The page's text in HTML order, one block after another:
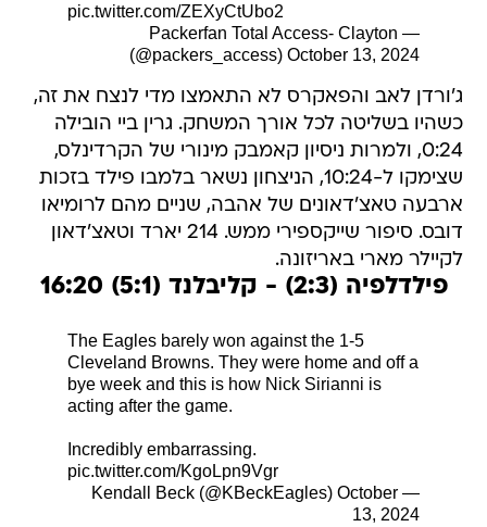
pic.twitter.com/ZEXyCtUbo2
— Packerfan Total Access- Clayton
(@packers_access) October 13, 2024
ג'ורדן לאב והפאקרס לא התאמצו מדי לנצח את זה,
כשהיו בשליטה לכל אורך המשחק. גרין ביי הובילה
0:24, ולמרות ניסיון קאמבק מינורי של הקרדינלס,
שצימקו ל-10:24, הניצחון נשאר בלמבו פילד בזכות
ארבעה טאצ'דאונים של אהבה, שניים מהם לרומיאו
דובס. סיפור שייקספירי ממש. 214 יארד וטאצ'דאון
לקיילר מארי באריזונה.
פילדלפיה (2:3) - קליבלנד (5:1) 16:20
The Eagles barely won against the 1-5
Cleveland Browns. They were home and off a
bye week and this is how Nick Sirianni is
acting after the game.
Incredibly embarrassing.
pic.twitter.com/KgoLpn9Vgr
— Kendall Beck (@KBeckEagles)
October
13, 2024